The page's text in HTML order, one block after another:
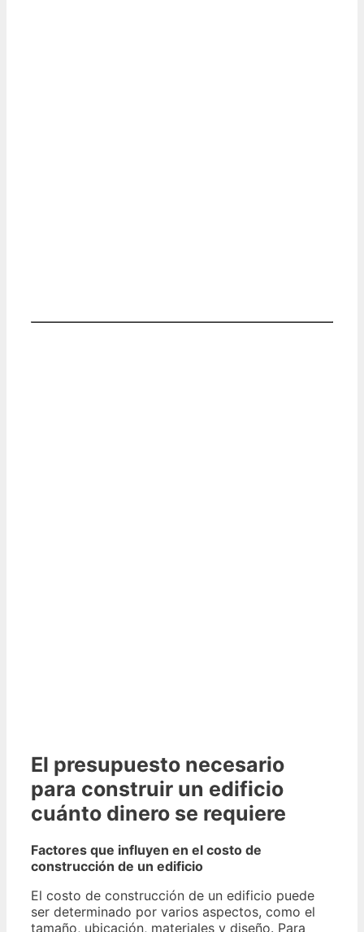
El presupuesto necesario
para construir un edificio
cuánto dinero se requiere
Factores que influyen en el costo de
construcción de un edificio
El costo de construcción de un edificio puede
ser determinado por varios aspectos, como el
tamaño, ubicación, materiales y diseño. Para